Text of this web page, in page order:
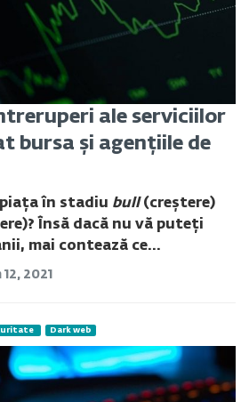
ale serviciilor
bursa și agențiile de
în stadiu bull(creștere)
Însă dacă nu vă puteți
mai contează ce...
2021
Dark web